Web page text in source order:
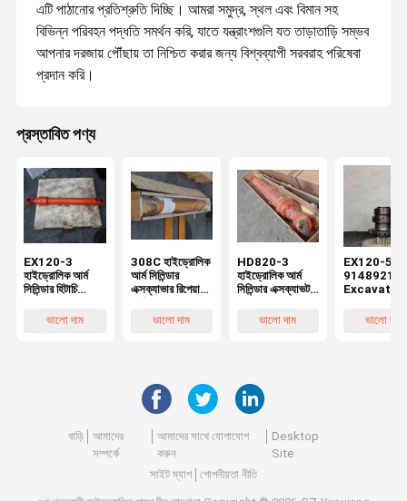
এটি পাঠানোর প্রতিশ্রুতি দিচ্ছি। আমরা সমুদ্র, স্থল এবং বিমান সহ
বিভিন্ন পরিবহন পদ্ধতি সমর্থন করি, যাতে যন্ত্রাংশগুলি যত তাড়াতাড়ি সম্ভব
আপনার দরজায় পৌঁছায় তা নিশ্চিত করার জন্য বিশ্বব্যাপী সরবরাহ পরিষেবা
প্রদান করি।
প্রস্তাবিত পণ্য
EX120-3
হাইড্রোলিক আর্ম
সিলিন্ডার হিটাচি
পার্টসের জন্য
ভালো দাম
308C হাইড্রোলিক
আর্ম সিলিন্ডার
এক্সক্যাভার রিপেয়ার
1231506
ভালো দাম
HD820-3
হাইড্রোলিক আর্ম
সিলিন্ডার এক্সক্যাভটর
উচ্চ মানেরভালো দাম
EX120-5
9148921
Excavator
Gearbox
ভালো দাম
বাড়ি
আমাদের
সম্পর্কে
আমাদের সাথে যোগাযোগ
করুন
Desktop
Site
সাইট ম্যাপ
গোপনীয়তা নীতি